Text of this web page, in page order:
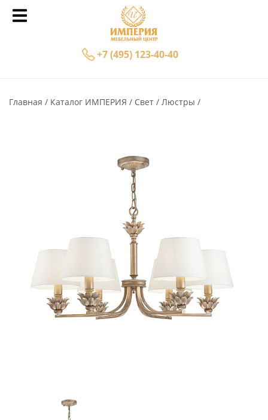
+7 (495) 123-40-40
Главная Каталог ИМПЕРИЯ Свет Люстры